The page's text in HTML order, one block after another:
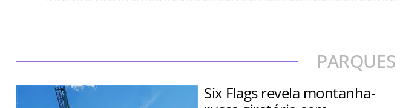
Six Flags revela montanha-